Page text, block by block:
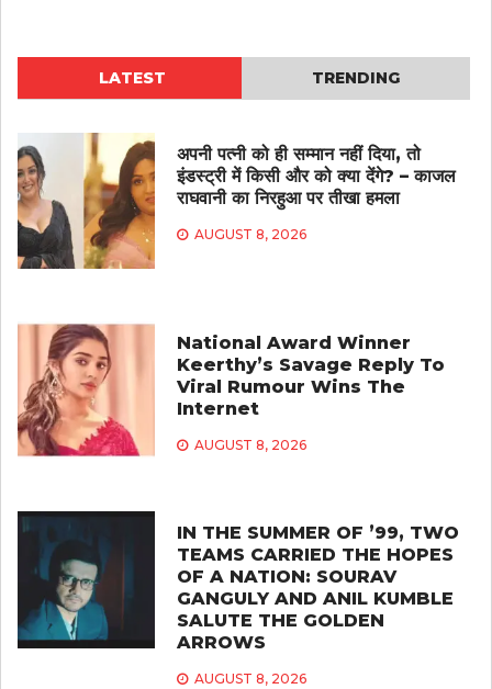
LATEST TRENDING
अपनी पत्नी को ही सम्मान नहीं दिया, तो
इंडस्ट्री में किसी और को क्या देंगे? – काजल
राघवानी का निरहुआ पर तीखा हमला
AUGUST 8, 2026
National Award Winner
Keerthy’s Savage Reply To
Viral Rumour Wins The
Internet
AUGUST 8, 2026
IN THE SUMMER OF ’99, TWO
TEAMS CARRIED THE HOPES
OF A NATION: SOURAV
GANGULY AND ANIL KUMBLE
SALUTE THE GOLDEN
ARROWS
AUGUST 8, 2026